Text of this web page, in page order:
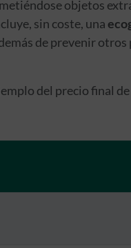
objetos
sin coste, una
de prevenir
del precio final